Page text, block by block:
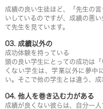
成績の良い生徒ほど、「先生の
いしているのですが、成績の悪
て先生を見ています。
03. 成績以外の
成功体験を持っている
頭の良い学生にとっての成功は
くない学生は、学業以外に夢中
い。そこで他の学生とは違う、成
04. 他人を巻き込む力がある
成績が良くない彼らは、自分一